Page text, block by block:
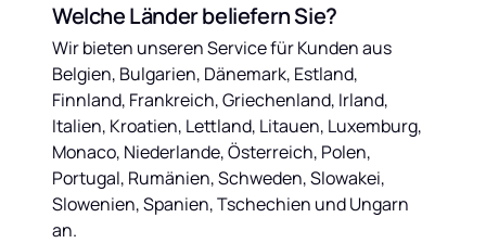
Welche Länder beliefern Sie?
Wir bieten unseren Service für Kunden aus
Belgien, Bulgarien, Dänemark, Estland,
Finnland, Frankreich, Griechenland, Irland,
Italien, Kroatien, Lettland, Litauen, Luxemburg,
Monaco, Niederlande, Österreich, Polen,
Portugal, Rumänien, Schweden, Slowakei,
Slowenien, Spanien, Tschechien und Ungarn
an.